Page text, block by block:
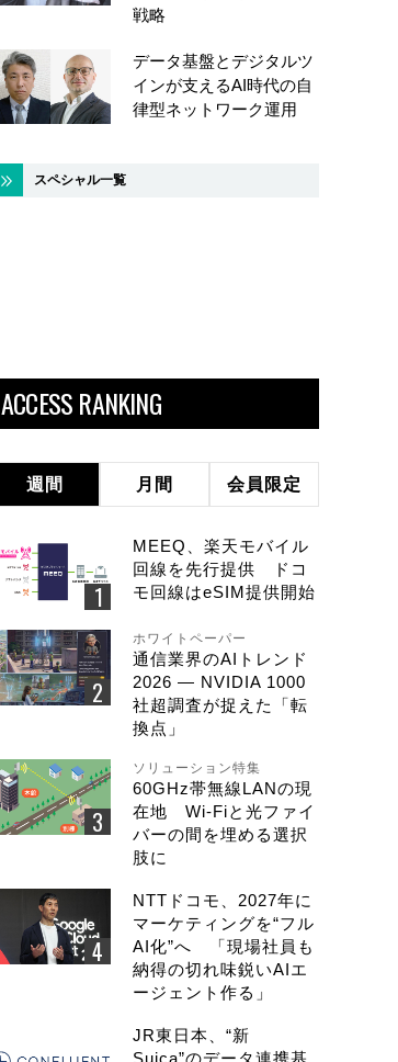
戦略
データ基盤とデジタルツ
インが支えるAI時代の自
律型ネットワーク運用
スペシャル一覧
ACCESS RANKING
週間 月間 会員限定
MEEQ、楽天モバイル
回線を先行提供 ドコ
モ回線はeSIM提供開始
ホワイトペーパー
通信業界のAIトレンド
2026 ― NVIDIA 1000
社超調査が捉えた「転
換点」
ソリューション特集
60GHz帯無線LANの現
在地 Wi-Fiと光ファイ
バーの間を埋める選択
肢に
NTTドコモ、2027年に
マーケティングを“フル
AI化”へ 「現場社員も
納得の切れ味鋭いAIエ
ージェント作る」
JR東日本、“新